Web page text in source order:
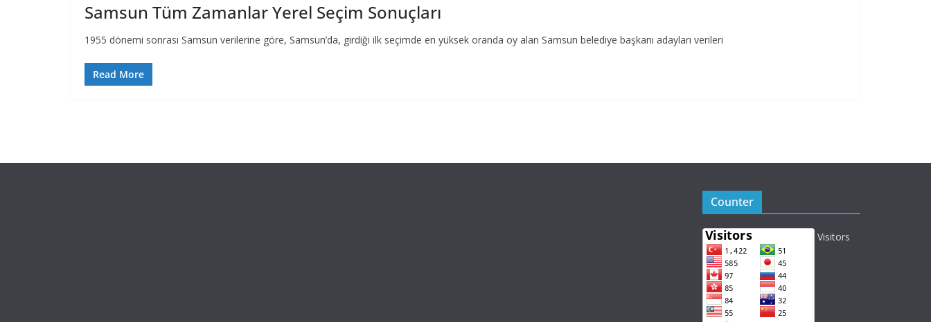
Samsun Tüm Zamanlar Yerel Seçim Sonuçları
1955 dönemi sonrası Samsun verilerine göre, Samsun’da, girdiği ilk seçimde en yüksek oranda oy alan Samsun belediye başkanı adayları verileri
Read More
Counter
Visitors